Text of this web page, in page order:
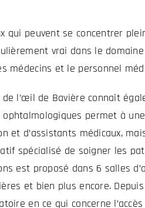
qui peuvent se concentrer
vrai dans le
médecins et le personnel
l’œil de Bavière connaît
ophtalmologiques permet à
et d’assistants médicaux,
spécialisé de soigner les
est proposé dans 6 salles
et bien plus encore.
en ce qui concerne